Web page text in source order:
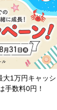
大1万円キャッシ
手数料0円！